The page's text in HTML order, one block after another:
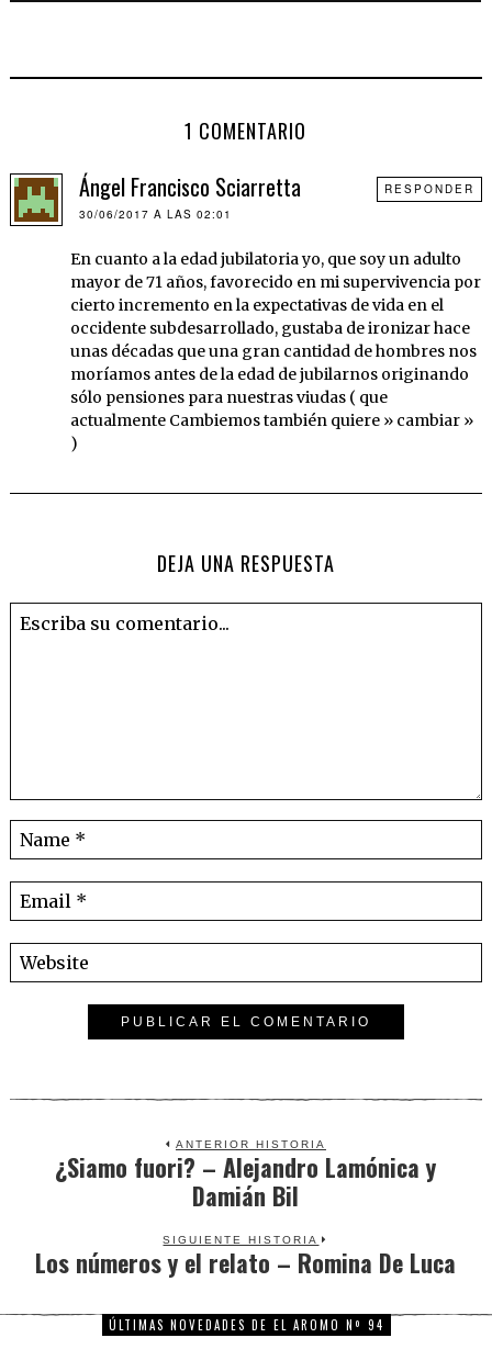
1 COMENTARIO
Ángel Francisco Sciarretta
30/06/2017 A LAS 02:01
En cuanto a la edad jubilatoria yo, que soy un adulto
mayor de 71 años, favorecido en mi supervivencia por
cierto incremento en la expectativas de vida en el
occidente subdesarrollado, gustaba de ironizar hace
unas décadas que una gran cantidad de hombres nos
moríamos antes de la edad de jubilarnos originando
sólo pensiones para nuestras viudas ( que
actualmente Cambiemos también quiere » cambiar »
)
RESPONDER
DEJA UNA RESPUESTA
ANTERIOR HISTORIA
Previous
post:
¿Siamo fuori? – Alejandro Lamónica y
Damián Bil
SIGUIENTE HISTORIA
Next
Los números y el relato – Romina De Luca
ÚLTIMAS NOVEDADES DE EL AROMO Nº 94